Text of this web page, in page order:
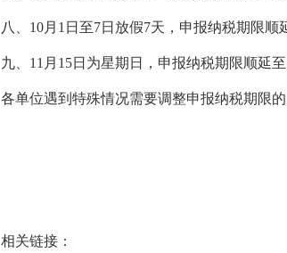
八、10月1日至7日放假7天，申报纳税期限顺
九、11月15日为星期日，申报纳税期限顺延至
各单位遇到特殊情况需要调整申报纳税期限
相关链接：